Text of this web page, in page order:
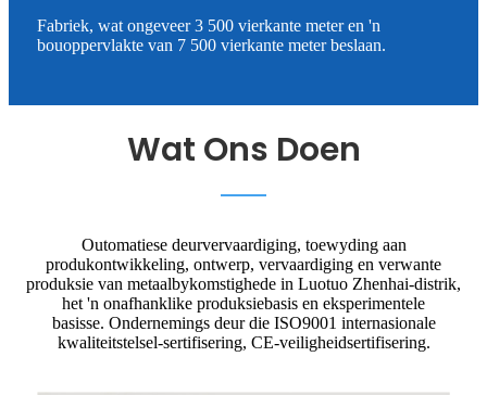
Fabriek, wat ongeveer 3 500 vierkante meter en 'n
bouoppervlakte van 7 500 vierkante meter beslaan.
Wat Ons Doen
Outomatiese deurvervaardiging, toewyding aan
produkontwikkeling, ontwerp, vervaardiging en verwante
produksie van metaalbykomstighede in Luotuo Zhenhai-distrik,
het 'n onafhanklike produksiebasis en eksperimentele
basisse. Ondernemings deur die ISO9001 internasionale
kwaliteitstelsel-sertifisering, CE-veiligheidsertifisering.